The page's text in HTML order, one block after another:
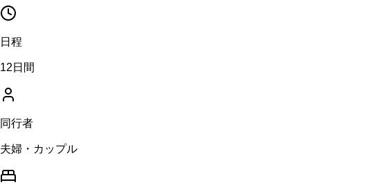
日程
12日間
同行者
夫婦・カップル